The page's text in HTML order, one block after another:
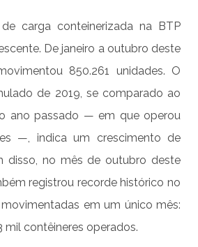
carga conteinerizada na BTP
De janeiro a outubro deste
850.261 unidades. O
de 2019, se comparado ao
ano passado — em que operou
—, indica um crescimento de
disso, no mês de outubro deste
registrou recorde histórico no
em um único mês:
mil contêineres operados.